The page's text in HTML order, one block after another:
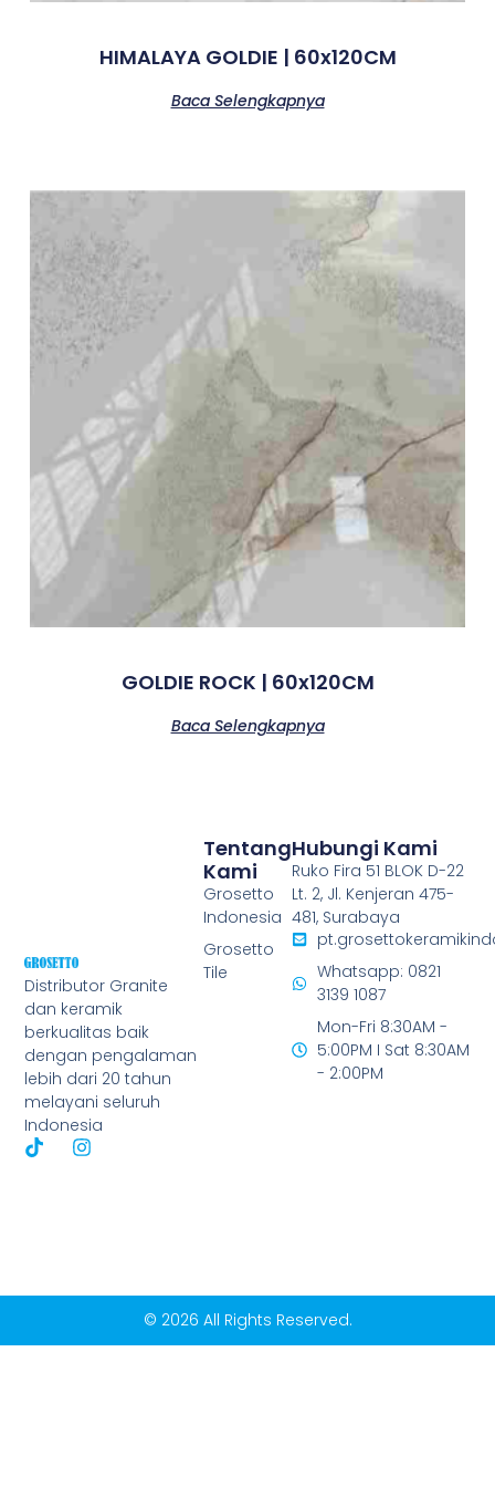
HIMALAYA GOLDIE | 60x120CM
Baca Selengkapnya
GOLDIE ROCK | 60x120CM
Baca Selengkapnya
Distributor Granite
dan keramik
berkualitas baik
dengan pengalaman
lebih dari 20 tahun
melayani seluruh
Indonesia
Tentang
Kami
Grosetto
Indonesia
Grosetto
Tile
Hubungi Kami
Ruko Fira 51 BLOK D-22
Lt. 2, Jl. Kenjeran 475-
481, Surabaya
Whatsapp: 0821
3139 1087
Mon-Fri 8:30AM -
5:00PM I Sat 8:30AM
- 2:00PM
© 2026 All Rights Reserved.